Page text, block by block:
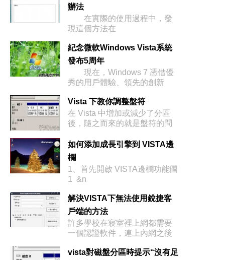
辦法
在實際的使用過程中，發
現這個方法在
紀念微軟Windows Vista系統
發布5周年
現在，Windows 7 憑借優
秀的用戶體驗、領先的創新
Vista 下教你調整盤符
在 Vista 中增加或減少了分區
後，隨之而來的就是盤符的問
如何添加成長引擎到 VISTA邊
欄
1、首先開啟 VISTA邊欄功能圖
1 &n
解決VISTA下無法使用銳捷客
戶端的方法
許多學校在寢室裡上網都需要
一個認證軟件，連上內網之後
vista對磁盤分區時提示“沒有足